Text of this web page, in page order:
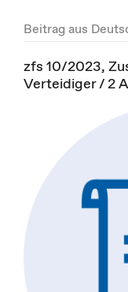
Beitrag aus
zfs 10/2023,
Verteidiger / 2